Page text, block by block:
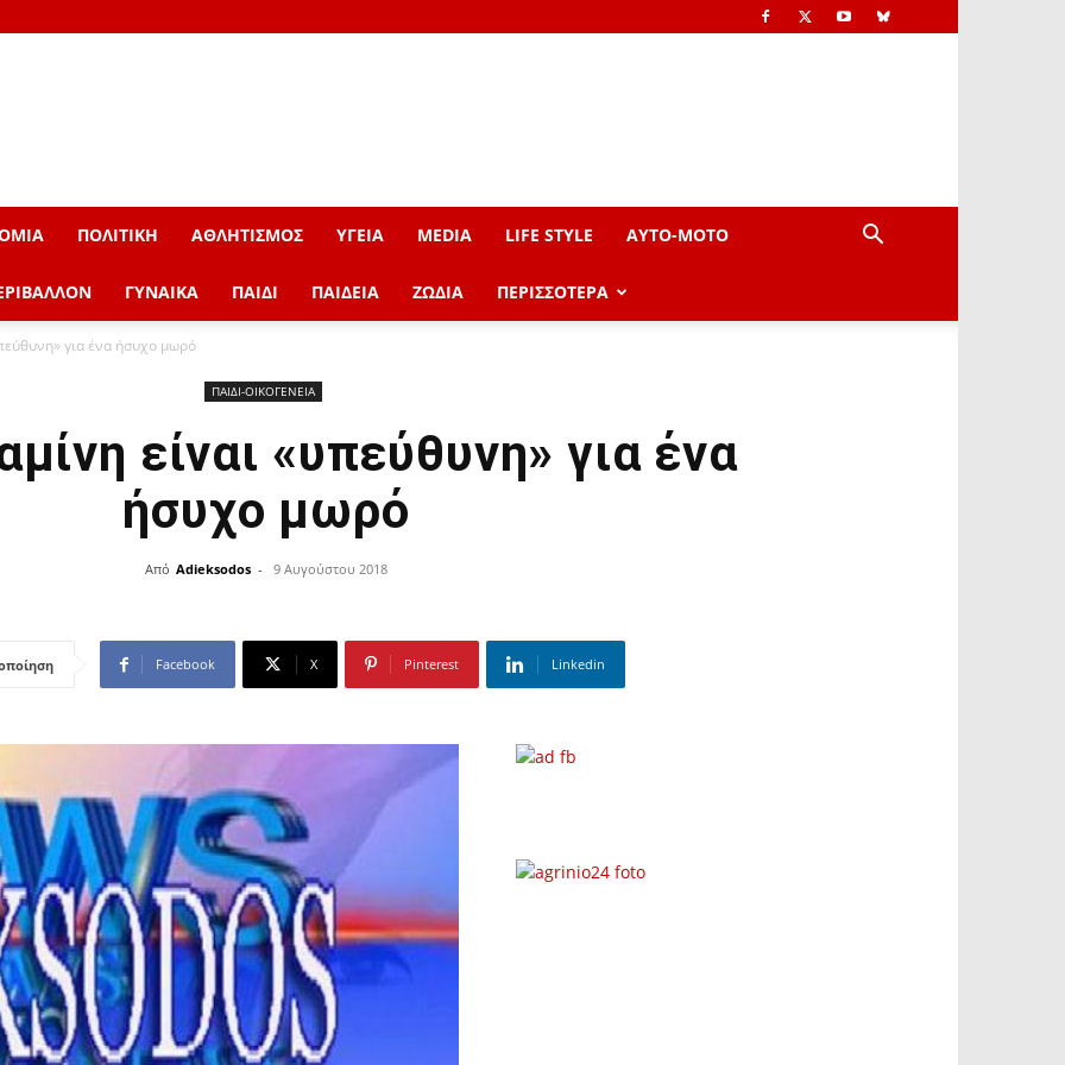
ΠΟΛΙΤΙΚΗ ΑΘΛΗΤΙΣΜΟΣ ΥΓΕΙΑ MEDIA LIFE STYLE AYTO-ΜOTO
ΓΥΝΑΙΚΑ ΠΑΙΔΙ ΠΑΙΔΕΙΑ ΖΩΔΙΑ ΠΕΡΙΣΣΟΤΕΡΑ
για ένα ήσυχο μωρό
ΠΑΙΔΙ-ΟΙΚΟΓΕΝΕΙΑ
είναι «υπεύθυνη» για ένα
ήσυχο μωρό
Από Adieksodos - 9 Αυγούστου 2018
Facebook X Pinterest Linkedin